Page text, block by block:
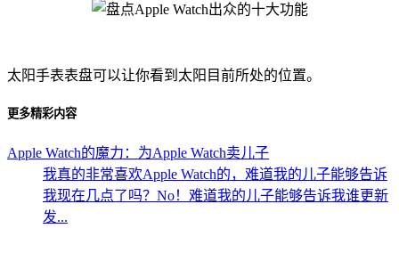
太阳手表表盘可以让你看到太阳目前所处的位置。
更多精彩内容
Apple Watch的魔力：为Apple Watch卖儿子
我真的非常喜欢Apple Watch的，难道我的儿子能够告诉
我现在几点了吗？No！难道我的儿子能够告诉我谁更新
发...